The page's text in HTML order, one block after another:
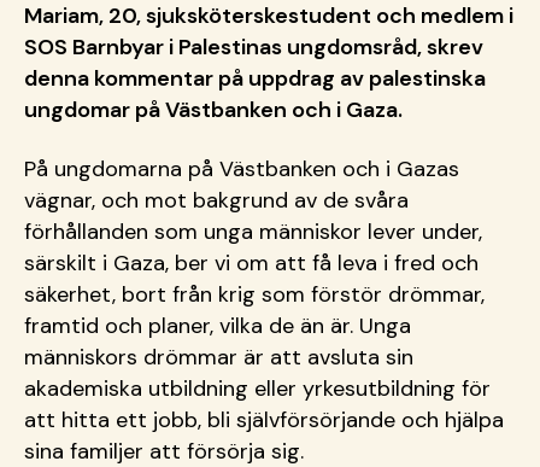
Mariam, 20, sjuksköterskestudent och medlem i
SOS Barnbyar i Palestinas ungdomsråd, skrev
denna kommentar på uppdrag av palestinska
ungdomar på Västbanken och i Gaza.
På ungdomarna på Västbanken och i Gazas
vägnar, och mot bakgrund av de svåra
förhållanden som unga människor lever under,
särskilt i Gaza, ber vi om att få leva i fred och
säkerhet, bort från krig som förstör drömmar,
framtid och planer, vilka de än är. Unga
människors drömmar är att avsluta sin
akademiska utbildning eller yrkesutbildning för
att hitta ett jobb, bli självförsörjande och hjälpa
sina familjer att försörja sig.